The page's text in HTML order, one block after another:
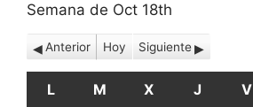
Semana de Oct 18th
Anterior Hoy Siguiente
L LUNES
M MARTES
X MIÉRCOLES
J JUEVES
V